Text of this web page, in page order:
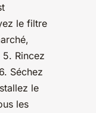
le filtre
Rincez
Séchez
le
les